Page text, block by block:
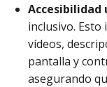
Accesibilidad
inclusivo.
vídeos,
pantalla y
asegurando